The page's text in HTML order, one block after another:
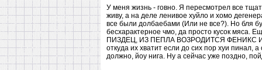
У меня жизнь - говно. Я пересмотрел все
живу, а на деле ленивое хуйло и хомо
все были долбаебами (Или не все?). Но бля
бесхарактерное чмо, да просто кусок
ПИЗДЕЦ, ИЗ ПЕПЛА ВОЗРОДИТСЯ ФЕНИКС И
откуда их хватит если до сих пор хуи пинал,
должно, йоу нига. Ну а сейчас уже поздно,